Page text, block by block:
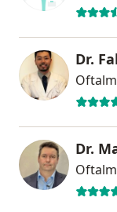
Dr.
Dr.